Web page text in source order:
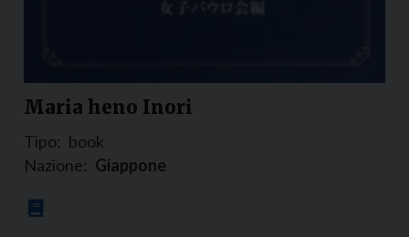
Maria heno Inori
Tipo: book
Nazione: Giappone